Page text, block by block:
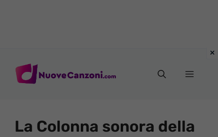
Menu
La Colonna sonora della